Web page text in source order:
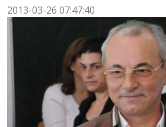
2013-03-26 07:47:40